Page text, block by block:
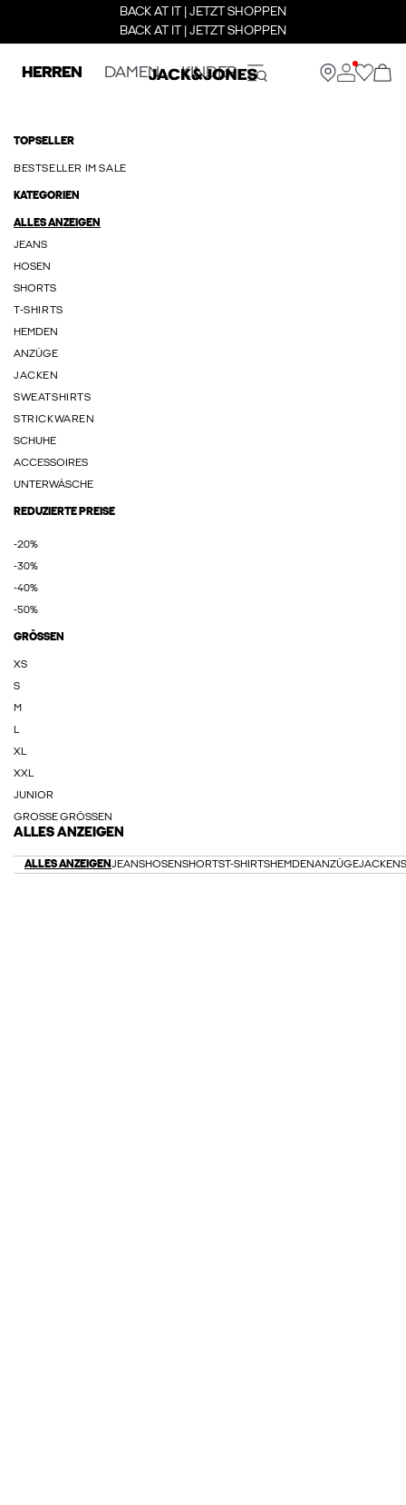
BACK AT IT | JETZT SHOPPEN
BACK AT IT | JETZT SHOPPEN
HERREN DAMEN KINDER
TOPSELLER
BESTSELLER IM SALE
KATEGORIEN
ALLES ANZEIGEN
JEANS
HOSEN
SHORTS
T-SHIRTS
HEMDEN
ANZÜGE
JACKEN
SWEATSHIRTS
STRICKWAREN
SCHUHE
ACCESSOIRES
UNTERWÄSCHE
REDUZIERTE PREISE
-20%
-30%
-40%
-50%
GRÖSSEN
XS
S
M
L
XL
XXL
JUNIOR
GROSSE GRÖSSEN
ALLES ANZEIGEN
ALLES ANZEIGEN JEANSHOSENSHORTST-SHIRTSHEMDENANZÜGEJACKEN